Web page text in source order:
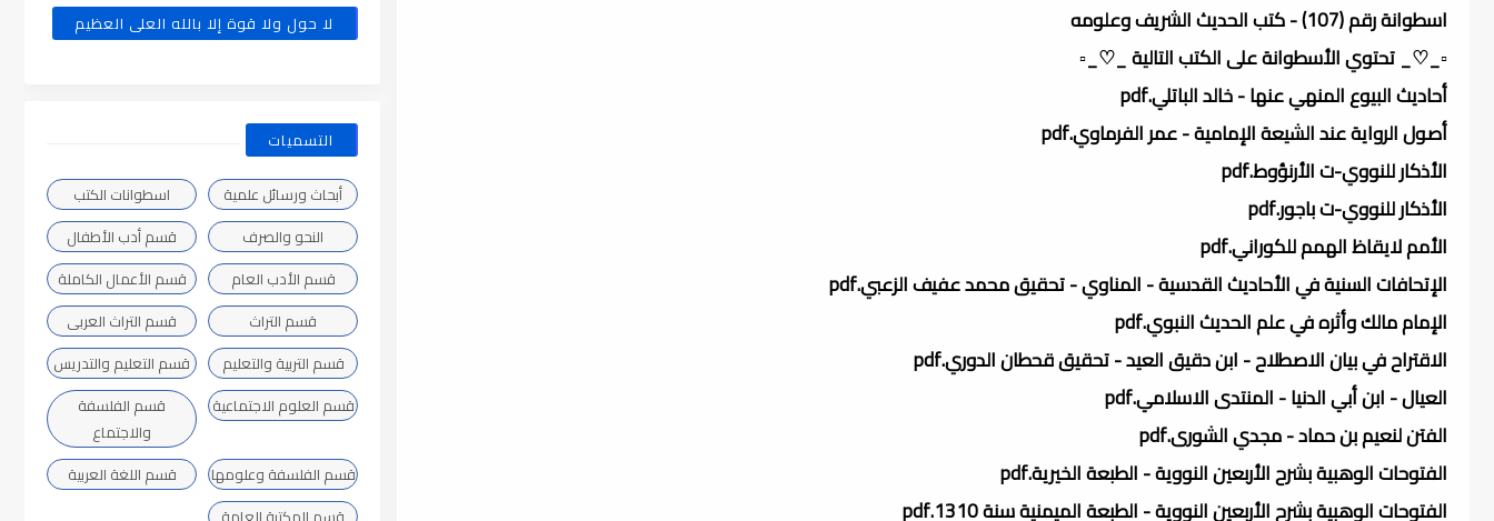
اسطوانة رقم (107) - كتب الحديث الشريف وعلومه
▫️_♡_ تحتوي الأسطوانة على الكتب التالية _♡_▫️
أحاديث البيوع المنهي عنها - خالد الباتلي.pdf
أصول الرواية عند الشيعة الإمامية - عمر الفرماوي.pdf
الأذكار للنووي-ت الأرنؤوط.pdf
الأذكار للنووي-ت باجور.pdf
الأمم لايقاظ الهمم للكوراني.pdf
الإتحافات السنية في الأحاديث القدسية - المناوي - تحقيق محمد عفيف الزعبي.pdf
الإمام مالك وأثره في علم الحديث النبوي.pdf
الاقتراح في بيان الاصطلاح - ابن دقيق العيد - تحقيق قحطان الدوري.pdf
العيال - ابن أبي الدنيا - المنتدى الاسلامي.pdf
الفتن لنعيم بن حماد - مجدي الشورى.pdf
الفتوحات الوهبية بشرح الأربعين النووية - الطبعة الخيرية.pdf
الفتوحات الوهبية بشرح الأربعين النووية - الطبعة الميمنية سنة 1310.pdf
لا حول ولا قوة إلا بالله العلى العظيم
التسميات
أبحاث ورسائل علمية
اسطوانات الكتب
النحو والصرف
قسم أدب الأطفال
قسم الأدب العام
قسم الأعمال الكاملة
قسم التراث
قسم التراث العربى
قسم التربية والتعليم
قسم التعليم والتدريس
قسم العلوم الاجتماعية
قسم الفلسفة
والاجتماع
قسم الفلسفة وعلومها
قسم اللغة العربية